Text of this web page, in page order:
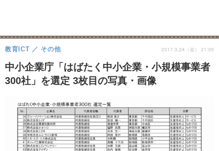
中小企業庁「はばたく中小企業・小規模事業者
300社」を選定 3枚目の写真・画像
教育ICT その他 2017.3.24（金） 21:00